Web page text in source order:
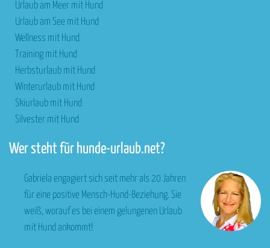
Urlaub am Meer mit Hund
Urlaub am See mit Hund
Wellness mit Hund
Training mit Hund
Herbsturlaub mit Hund
Winterurlaub mit Hund
Skiurlaub mit Hund
Silvester mit Hund
Wer steht für hunde-urlaub.net?
Gabriela engagiert sich seit mehr als 20 Jahren
für eine positive Mensch-Hund-Beziehung. Sie
weiß, worauf es bei einem gelungenen Urlaub
mit Hund ankommt!